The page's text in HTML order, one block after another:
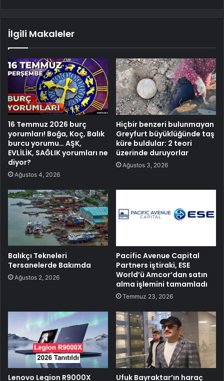
İlgili Makaleler
16 Temmuz 2026 burç
yorumları! Boğa, Koç, Balık
burcu yorumu… AŞK,
EVLİLİK, SAĞLIK yorumları ne
diyor?
Ağustos 4, 2026
Hiçbir benzeri bulunmayan
Greyfurt büyüklüğünde taş
küre buldular: 2 teori
üzerinde duruyorlar
Ağustos 3, 2026
Balıkçı Tekneleri
Tersanelerde Bakımda
Ağustos 2, 2026
Pacific Avenue Capital
Partners iştiraki, ESE
World’ü Amcor’dan satın
alma işlemini tamamladı
Temmuz 23, 2026
Lenovo Legion R9000X Ufuk Bayraktar’ın haraç